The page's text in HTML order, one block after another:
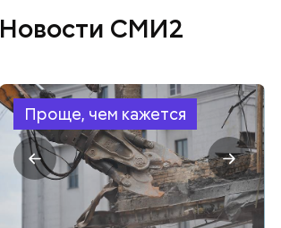
Новости СМИ2
Проще, чем кажется